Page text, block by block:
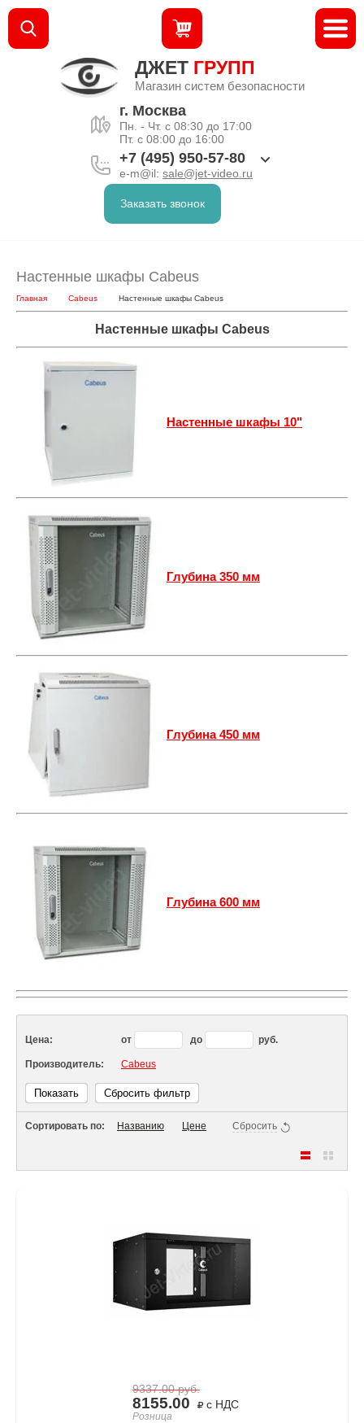
ДЖЕТ ГРУПП
Магазин систем безопасности
г. Москва
Пн. - Чт. с 08:30 до 17:00
Пт. с 08:00 до 16:00
+7 (495) 950-57-80
e-m@il: sale@jet-video.ru
Заказать звонок
Настенные шкафы Cabeus
Главная Cabeus Настенные шкафы Cabeus
Настенные шкафы Cabeus
Настенные шкафы 10"
Глубина 350 мм
Глубина 450 мм
Глубина 600 мм
Цена: от до руб.
Производитель: Cabeus
Показать Сбросить фильтр
Сортировать по: Названию Цене Сбросить
9337.00руб.
8155.00 с НДС
Розница